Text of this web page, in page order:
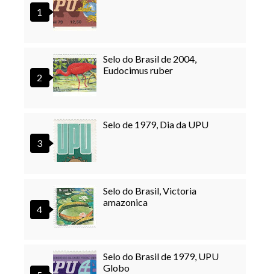
Selo do Brasil de 2004,
Eudocimus ruber
Selo de 1979, Dia da UPU
Selo do Brasil, Victoria
amazonica
Selo do Brasil de 1979, UPU
Globo